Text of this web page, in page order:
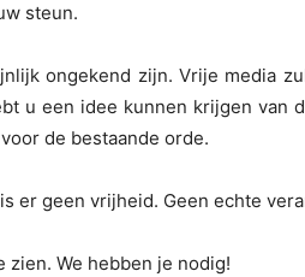
steun.
ongekend zijn. Vrije media
u een idee kunnen krijgen van
de bestaande orde.
er geen vrijheid. Geen echte
zien. We hebben je nodig!